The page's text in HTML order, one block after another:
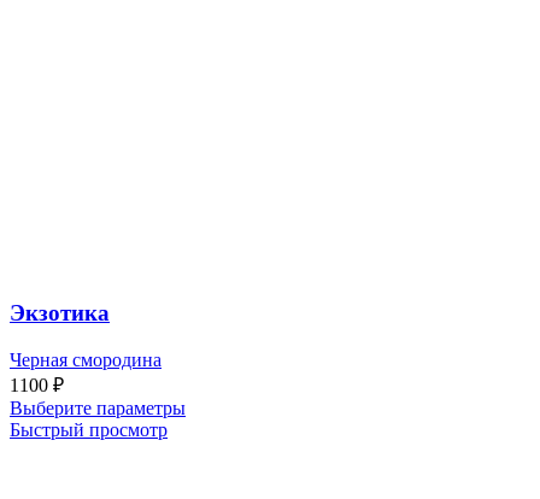
Экзотика
Черная смородина
1100 ₽
Выберите параметры
Быстрый просмотр